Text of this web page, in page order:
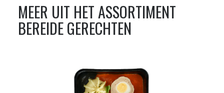
MEER UIT HET ASSORTIMENT
BEREIDE GERECHTEN